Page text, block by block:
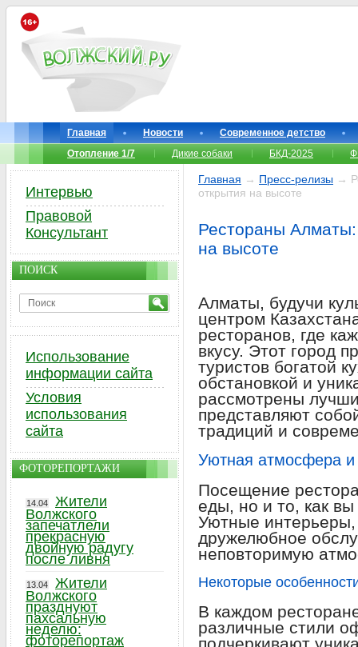
Главная Новости
Современное детство
Отопление 1/7
Дикие собаки БКД-2025
Главная → Пресс-релизы →
открытия на высоте
Рестораны Алматы:
на высоте
Алматы, будучи
центром
ресторанов, где
вкусу. Этот город
туристов богатой
обстановкой и
рассмотрены
представляют
традиций и
Уютная атмосфера и
Посещение
еды, но и то, как вы
Уютные
дружелюбное
неповторимую
Некоторые
В каждом
различные стили
Интервью
Правовой
Консультант
ПОИСК
Использование
информации сайта
Условия
использования
сайта
ФОТОРЕПОРТАЖИ
14.04
Жители
Волжского
запечатлели
прекрасную
двойную радугу
после ливня
13.04
Жители
Волжского
празднуют
пахсальную
неделю:
фоторепортаж